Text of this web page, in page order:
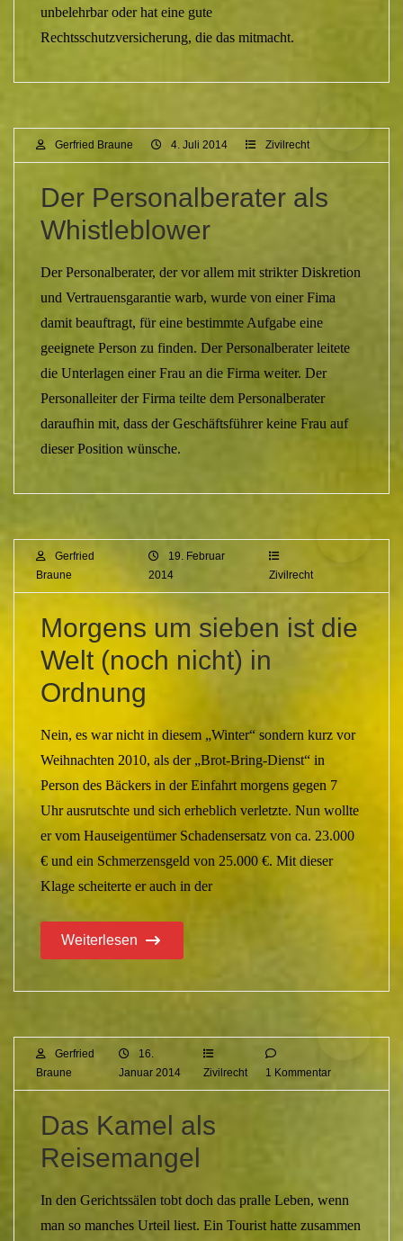
unbelehrbar oder hat eine gute
Rechtsschutzversicherung, die das mitmacht.
Gerfried Braune 4. Juli 2014 Zivilrecht
Der Personalberater als
Whistleblower
Der Personalberater, der vor allem mit strikter Diskretion
und Vertrauensgarantie warb, wurde von einer Fima
damit beauftragt, für eine bestimmte Aufgabe eine
geeignete Person zu finden. Der Personalberater leitete
die Unterlagen einer Frau an die Firma weiter. Der
Personalleiter der Firma teilte dem Personalberater
daraufhin mit, dass der Geschäftsführer keine Frau auf
dieser Position wünsche.
Gerfried
Braune
19. Februar
2014
Zivilrecht
Morgens um sieben ist die
Welt (noch nicht) in
Ordnung
Nein, es war nicht in diesem „Winter“ sondern kurz vor
Weihnachten 2010, als der „Brot-Bring-Dienst“ in
Person des Bäckers in der Einfahrt morgens gegen 7
Uhr ausrutschte und sich erheblich verletzte. Nun wollte
er vom Hauseigentümer Schadensersatz von ca. 23.000
€ und ein Schmerzensgeld von 25.000 €. Mit dieser
Klage scheiterte er auch in der
Weiterlesen
Gerfried
Braune
16.
Januar 2014
Zivilrecht 1 Kommentar
Das Kamel als
Reisemangel
In den Gerichtssälen tobt doch das pralle Leben, wenn
man so manches Urteil liest. Ein Tourist hatte zusammen